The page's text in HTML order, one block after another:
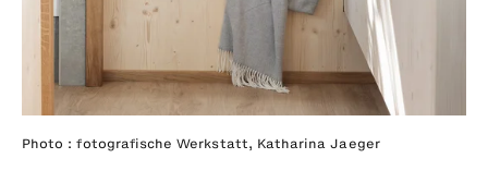
Photo : fotografische Werkstatt, Katharina Jaeger